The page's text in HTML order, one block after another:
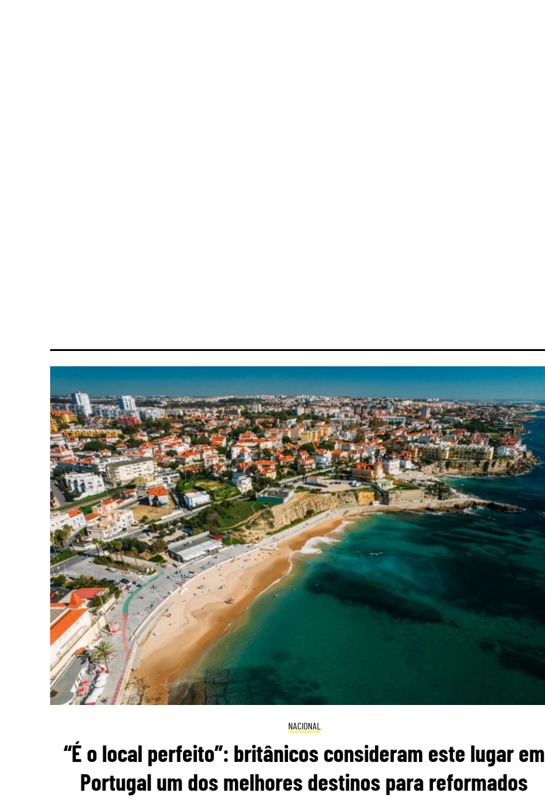
NACIONAL
“É o local perfeito”: britânicos consideram este lugar em
Portugal um dos melhores destinos para reformados